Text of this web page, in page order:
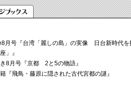
月号『台湾「麗しの島」の実像 日台新時代を
」』
8月号『京都 2と5の物語』
『飛鳥・藤原に隠された古代宮都の謎』